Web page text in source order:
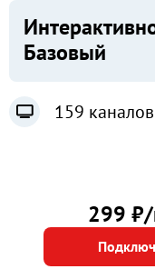
Базовый
159 каналов
299